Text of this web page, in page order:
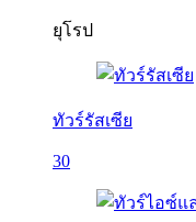
ยุโรป
ทัวร์รัสเซีย
30